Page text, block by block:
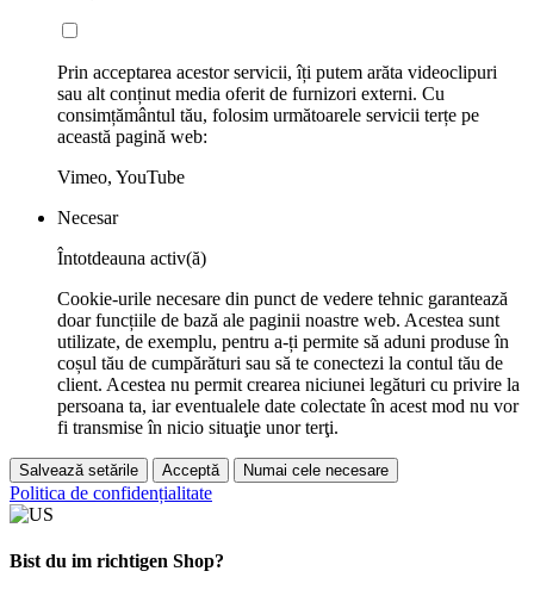
Prin acceptarea acestor servicii, îți putem arăta videoclipuri
sau alt conținut media oferit de furnizori externi. Cu
consimțământul tău, folosim următoarele servicii terțe pe
această pagină web:
Vimeo, YouTube
Necesar
Întotdeauna activ(ă)
Cookie-urile necesare din punct de vedere tehnic garantează
doar funcțiile de bază ale paginii noastre web. Acestea sunt
utilizate, de exemplu, pentru a-ți permite să aduni produse în
coșul tău de cumpărături sau să te conectezi la contul tău de
client. Acestea nu permit crearea niciunei legături cu privire la
persoana ta, iar eventualele date colectate în acest mod nu vor
fi transmise în nicio situaţie unor terţi.
Salvează setările Acceptă Numai cele necesare
Politica de confidențialitate
Bist du im richtigen Shop?